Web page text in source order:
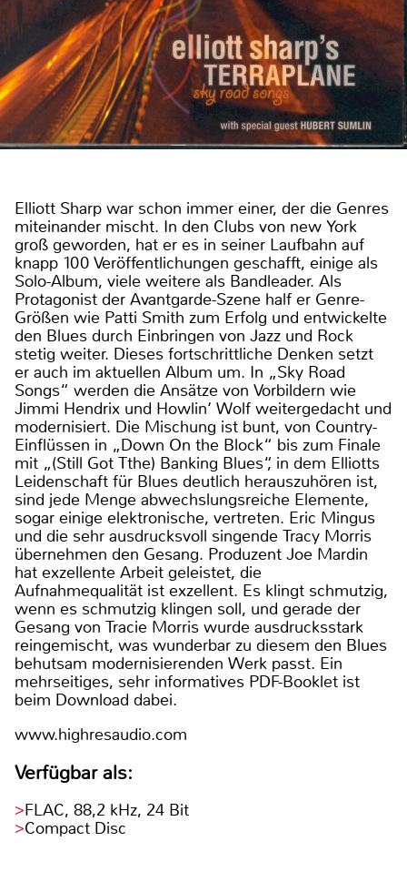
Elliott Sharp war schon immer einer, der die Genres
miteinander mischt. In den Clubs von new York
groß geworden, hat er es in seiner Laufbahn auf
knapp 100 Veröffentlichungen geschafft, einige als
Solo-Album, viele weitere als Bandleader. Als
Protagonist der Avantgarde-Szene half er Genre-
Größen wie Patti Smith zum Erfolg und entwickelte
den Blues durch Einbringen von Jazz und Rock
stetig weiter. Dieses fortschrittliche Denken setzt
er auch im aktuellen Album um. In „Sky Road
Songs“ werden die Ansätze von Vorbildern wie
Jimmi Hendrix und Howlin‘ Wolf weitergedacht und
modernisiert. Die Mischung ist bunt, von Country-
Einflüssen in „Down On the Block“ bis zum Finale
mit „(Still Got Tthe) Banking Blues“, in dem Elliotts
Leidenschaft für Blues deutlich herauszuhören ist,
sind jede Menge abwechslungsreiche Elemente,
sogar einige elektronische, vertreten. Eric Mingus
und die sehr ausdrucksvoll singende Tracy Morris
übernehmen den Gesang. Produzent Joe Mardin
hat exzellente Arbeit geleistet, die
Aufnahmequalität ist exzellent. Es klingt schmutzig,
wenn es schmutzig klingen soll, und gerade der
Gesang von Tracie Morris wurde ausdrucksstark
reingemischt, was wunderbar zu diesem den Blues
behutsam modernisierenden Werk passt. Ein
mehrseitiges, sehr informatives PDF-Booklet ist
beim Download dabei.
www.highresaudio.com
Verfügbar als:
FLAC, 88,2 kHz, 24 Bit
Compact Disc